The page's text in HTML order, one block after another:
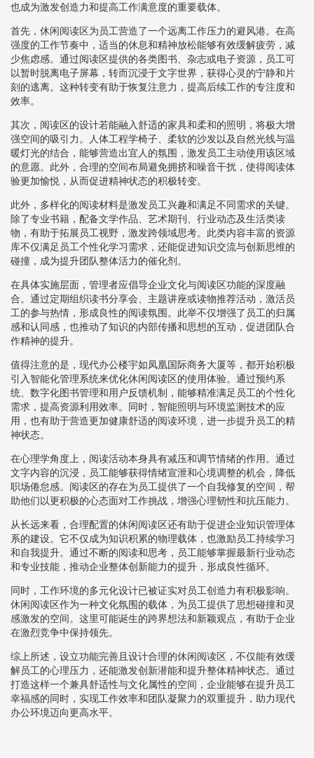
也成为激发创造力和提高工作满意度的重要载体。
首先，休闲阅读区为员工营造了一个远离工作压力的避风港。在高
强度的工作节奏中，适当的休息和精神放松能够有效缓解疲劳，减
少焦虑感。通过阅读区提供的各类图书、杂志或电子资源，员工可
以暂时脱离电子屏幕，转而沉浸于文字世界，获得心灵的宁静和片
刻的逃离。这种转变有助于恢复注意力，提高后续工作的专注度和
效率。
其次，阅读区的设计若能融入舒适的家具和柔和的照明，将极大增
强空间的吸引力。人体工程学椅子、柔软的沙发以及自然光线与温
暖灯光的结合，能够营造出宜人的氛围，激发员工主动使用该区域
的意愿。此外，合理的空间布局避免拥挤和噪音干扰，使得阅读体
验更加愉悦，从而促进精神状态的积极转变。
此外，多样化的阅读材料是激发员工兴趣和满足不同需求的关键。
除了专业书籍，配备文学作品、艺术期刊、行业动态及生活类读
物，有助于拓展员工视野，激发跨领域思考。此类内容丰富的资源
库不仅满足员工个性化学习需求，还能促进知识交流与创新思维的
碰撞，成为提升团队整体活力的催化剂。
在具体实施层面，管理者应倡导企业文化与阅读区功能的深度融
合。通过定期组织读书分享会、主题讲座或读物推荐活动，激活员
工的参与热情，形成良性的阅读氛围。此举不仅增强了员工的归属
感和认同感，也推动了知识的内部传播和思想的互动，促进团队合
作精神的提升。
值得注意的是，现代办公楼宇如凤凰国际商务大厦等，都开始积极
引入智能化管理系统来优化休闲阅读区的使用体验。通过预约系
统、数字化图书管理和用户反馈机制，能够精准满足员工的个性化
需求，提高资源利用效率。同时，智能照明与环境监测技术的应
用，也有助于营造更加健康舒适的阅读环境，进一步提升员工的精
神状态。
在心理学角度上，阅读活动本身具有减压和调节情绪的作用。通过
文字内容的沉浸，员工能够获得情绪宣泄和心境调整的机会，降低
职场倦怠感。阅读区的存在为员工提供了一个自我修复的空间，帮
助他们以更积极的心态面对工作挑战，增强心理韧性和抗压能力。
从长远来看，合理配置的休闲阅读区还有助于促进企业知识管理体
系的建设。它不仅成为知识积累的物理载体，也激励员工持续学习
和自我提升。通过不断的阅读和思考，员工能够掌握最新行业动态
和专业技能，推动企业整体创新能力的提升，形成良性循环。
同时，工作环境的多元化设计已被证实对员工创造力有积极影响。
休闲阅读区作为一种文化氛围的载体，为员工提供了思想碰撞和灵
感激发的空间。这里可能诞生的跨界想法和新颖观点，有助于企业
在激烈竞争中保持领先。
综上所述，设立功能完善且设计合理的休闲阅读区，不仅能有效缓
解员工的心理压力，还能激发创新潜能和提升整体精神状态。通过
打造这样一个兼具舒适性与文化属性的空间，企业能够在提升员工
幸福感的同时，实现工作效率和团队凝聚力的双重提升，助力现代
办公环境迈向更高水平。